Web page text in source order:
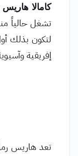
كامالا هاريس
تشغل حالياً
لتكون بذلك
إفريقية
تعد هاريس